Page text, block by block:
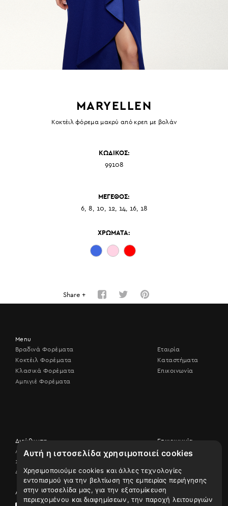
Αυτή η ιστοσελίδα χρησιμοποιεί cookies
Χρησιμοποιούμε cookies και άλλες τεχνολογίες
εντοπισμού για την βελτίωση της εμπειρίας περιήγησης
στην ιστοσελίδα μας, για την εξατομίκευση
περιεχομένου και διαφημίσεων, την παροχή λειτουργιών
MARYELLEN
Κοκτέιλ φόρεμα μακρύ από κρεπ με βολάν
ΚΩΔΙΚΟΣ:
99108
ΜΕΓΕΘΟΣ:
6, 8, 10, 12, 14, 16, 18
ΧΡΩΜΑΤΑ:
Share +
Menu
Βραδινά Φορέματα
Κοκτέιλ Φορέματα
Κλασικά Φορέματα
Αμπιγιέ Φορέματα
Εταιρία
Καταστήματα
Επικοινωνία
Διεύθυνση
Λεωφ. Βουλιαγμένης 506,
17456 Άλιμος
Δείτε τον χάρτη
Ακολουθήστε μας
Επικοινωνία
Επικοινωνήστε
210 9926507